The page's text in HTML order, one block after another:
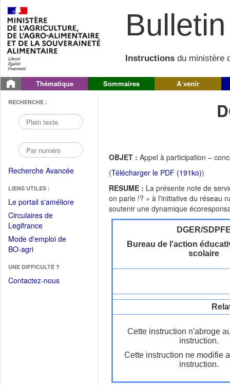
Instructions du ministère
Thématique Sommaires A venir
RECHERCHE :
Recherche Avancée
LIENS UTILES :
Le portail s'améliore(Fichier
Circulaires de
Legifrance(Ouvrir
dans
une
fenêtre)
Mode d'emploi de
BO-agri(Ouvrir
une
nouvelle
UNE DIFFICULTÉ ?
Contactez-nous
OBJET : Appel à participation –
(Télécharger le PDF (191ko))
RESUME : La présente note de
on parie !? » à l'initiative du réseau
soutenir une dynamique
DGER/
Bureau de l'action
scolaire
Cette instruction n'abroge
instruction.
Cette instruction ne modifie
instruction.